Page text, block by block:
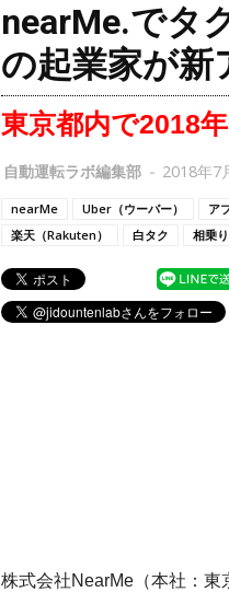
nearMe.でタ
の起業家が
東京都内で2018
自動運転ラボ編集部 - 2018年7
nearMe Uber（ウーバー） ア
楽天（Rakuten）
白タク 相乗り
株式会社NearMe（本社：